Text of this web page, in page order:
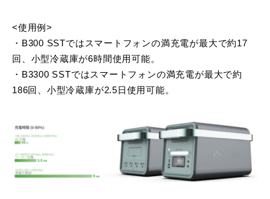
<使用例>
・B300 SSTではスマートフォンの満充電が最大で約17
回、小型冷蔵庫が6時間使用可能。
・B3300 SSTではスマートフォンの満充電が最大で約
186回、小型冷蔵庫が2.5日使用可能。